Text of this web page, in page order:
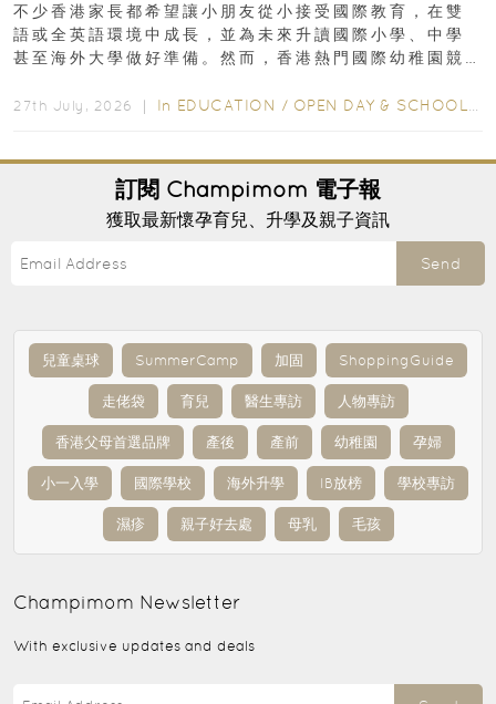
不少香港家長都希望讓小朋友從小接受國際教育，在雙
語或全英語環境中成長，並為未來升讀國際小學、中學
甚至海外大學做好準備。然而，香港熱門國際幼稚園競
27th July, 2026 ｜ In EDUCATION / OPEN DAY & SCHOOL EVENTS
訂閱 Champimom 電子報
獲取最新懷孕育兒、升學及親子資訊
Send
兒童桌球 SummerCamp 加固 ShoppingGuide
走佬袋 育兒 醫生專訪 人物專訪
香港父母首選品牌 產後 產前 幼稚園 孕婦
小一入學 國際學校 海外升學 IB放榜 學校專訪
濕疹 親子好去處 母乳 毛孩
Champimom Newsletter
With exclusive updates and deals